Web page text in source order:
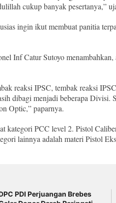
cukup banyak pesertanya,”
ingin ikut membuat panitia
Inf Catur Sutoyo
reaksi IPSC, tembak reaksi
dibagi menjadi beberapa Divisi.
Optic,” paparnya.
kategori PCC level 2. Pistol
lainnya adalah materi Pistol
PDI Perjuangan Brebes